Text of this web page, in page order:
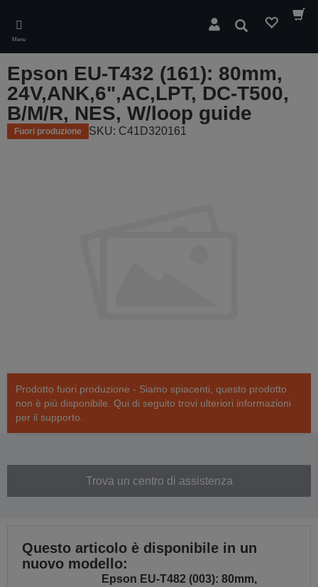
main
content
Menu
Cerca
Epson EU-T432 (161): 80mm,
24V,ANK,6",AC,LPT, DC-T500,
B/M/R, NES, W/loop guide
Fuori produzione SKU: C41D320161
Prodotto fuori produzione - Siamo spiacenti, questo prodotto
non è più disponibile. Qui di seguito trovi ulteriori informazioni
per il supporto.
Trova un centro di assistenza
Questo articolo è disponibile in un
nuovo modello:
Epson EU-T482 (003): 80mm,